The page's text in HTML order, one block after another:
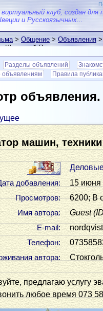
клуб, создан для
и Русскоязычных...
>Общение>Объявления>
Шведской Пальмы
Разделы объявлений
объявлениям
Правила
машин,
добавления: 15 июня
Просмотров: 6200; В
Имя автора: Guest
Е-mail:
Телефон:
автора:
предлагаю услугу
любое время 073